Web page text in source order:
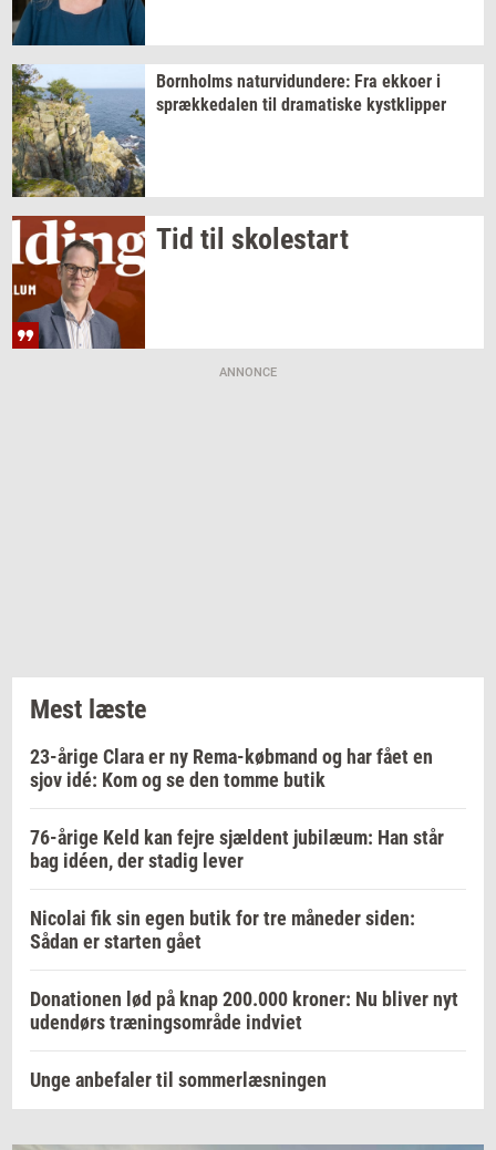
Born­holms na­tur­vi­dun­de­re: Fra ek­ko­er i
spræk­ke­da­len til dra­ma­ti­ske kyst­klip­per
Tid til sko­lestart
ANNONCE
Mest læste
23-årige Clara er ny Rema-købmand og har fået en
sjov idé: Kom og se den tomme butik
76-årige Keld kan fejre sjældent jubilæum: Han står
bag idéen, der stadig lever
Nicolai fik sin egen butik for tre måneder siden:
Sådan er starten gået
Donationen lød på knap 200.000 kroner: Nu bliver nyt
udendørs træningsområde indviet
Unge anbefaler til sommerlæsningen